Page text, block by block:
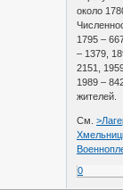
около
1795 –
– 1379,
2151,
1989 –
жителей.
См.
0